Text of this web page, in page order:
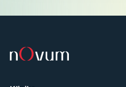
lewo oznacza brak zgody.